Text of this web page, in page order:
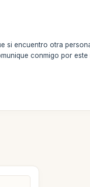
si encuentro otra
conmigo por